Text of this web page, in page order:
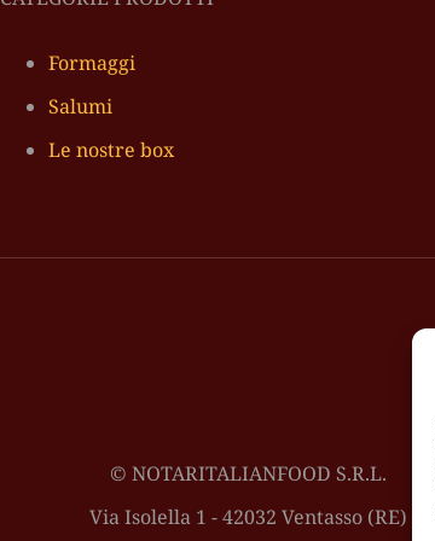
Formaggi
Salumi
Le nostre box
© NOTARITALIANFOOD S.R.L.
Via Isolella 1 - 42032 Ventasso (RE)